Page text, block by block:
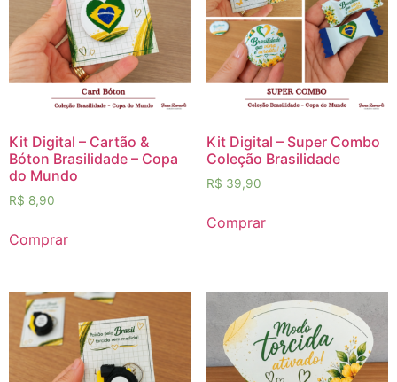
Kit Digital – Cartão &
Bóton Brasilidade – Copa
do Mundo
R$ 8,90
Comprar
Kit Digital – Super Combo
Coleção Brasilidade
R$ 39,90
Comprar